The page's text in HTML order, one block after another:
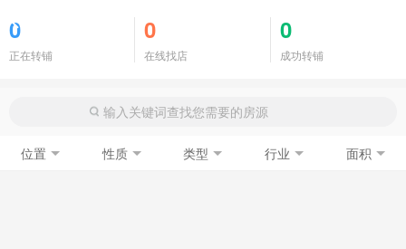
0
正在转铺
0
在线找店
0
成功转铺
位置 性质 类型 行业 面积